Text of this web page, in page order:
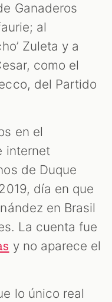
Ganaderos
al
Zuleta y a
como el
del Partido
en el
internet
de Duque
día en que
en Brasil
La cuenta fue
y no aparece el
lo único real